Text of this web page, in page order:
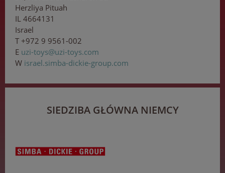
Herzliya Pituah
IL 4664131
Israel
T +972 9 9561-002
E uzi-toys@uzi-toys.com
W israel.simba-dickie-group.com
SIEDZIBA GŁÓWNA NIEMCY